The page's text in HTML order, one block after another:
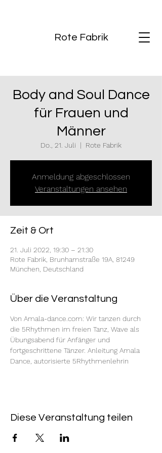
Rote Fabrik
Body and Soul Dance
für Frauen und
Männer
Do., 21. Juli
  |
Rote Fabrik
Anmeldung abgeschlossen
Veranstaltungen ansehen
Zeit & Ort
21. Juli 2022, 19:30 – 21:30
Rote Fabrik, Brunhamstraße 19A, 81249
München, Deutschland
Über die Veranstaltung
Von Amala-dance.com: Wir tanzen durch
die 5Rhythmen im freien Tanz, Wave als
Übungsabend für Anfänger und
fortgeschrittene Tänzer. Anleitung Amala
Dance, autorisierte 5Rhythmenlehrin
Diese Veranstaltung teilen